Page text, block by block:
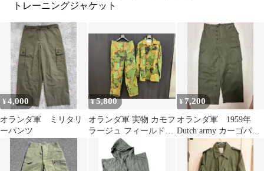
トレーニングジャケット
¥4,000
オランダ軍 ミリタリ
ーパンツ
¥5,800
オランダ軍 実物 カモフ
ラージュ フィールドジ
ャケット パンツ セット
¥ 7,200
オランダ軍 1959年
Dutch army カーゴパン